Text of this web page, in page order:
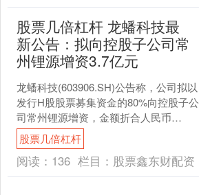
股票几倍杠杆 龙蟠科技最
新公告：拟向控股子公司常
州锂源增资3.7亿元
龙蟠科技(603906.SH)公告称，公司拟以
发行H股股票募集资金的80%向控股子公
司常州锂源增资，金额折合人民币
36,970.56万元，其中5,551.292....
股票几倍杠杆
阅读： 136 栏目： 股票鑫东财配资